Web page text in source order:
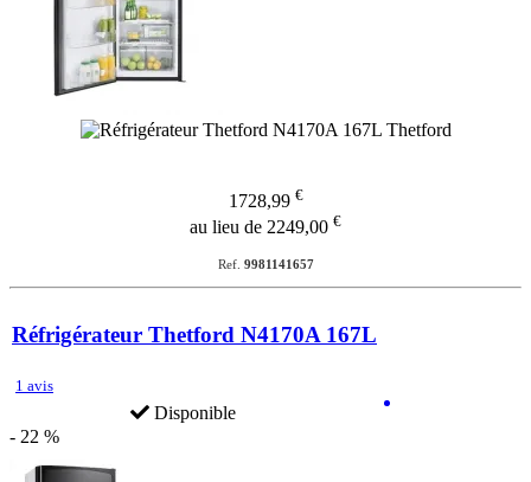
1728,99 €
au lieu de 2249,00 €
Ref. 9981141657
Réfrigérateur Thetford N4170A 167L
1 avis
Disponible
- 22 %